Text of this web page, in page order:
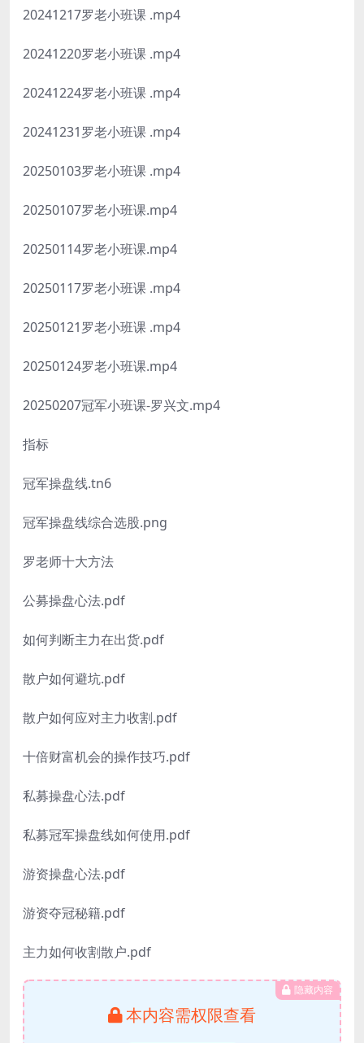
20241217罗老小班课 .mp4
20241220罗老小班课 .mp4
20241224罗老小班课 .mp4
20241231罗老小班课 .mp4
20250103罗老小班课 .mp4
20250107罗老小班课.mp4
20250114罗老小班课.mp4
20250117罗老小班课 .mp4
20250121罗老小班课 .mp4
20250124罗老小班课.mp4
20250207冠军小班课-罗兴文.mp4
指标
冠军操盘线.tn6
冠军操盘线综合选股.png
罗老师十大方法
公募操盘心法.pdf
如何判断主力在出货.pdf
散户如何避坑.pdf
散户如何应对主力收割.pdf
十倍财富机会的操作技巧.pdf
私募操盘心法.pdf
私募冠军操盘线如何使用.pdf
游资操盘心法.pdf
游资夺冠秘籍.pdf
主力如何收割散户.pdf
隐藏内容
本内容需权限查看